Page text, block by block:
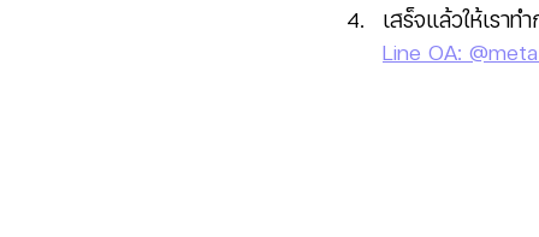
เสร็จแล้วให้เรา
Line OA: